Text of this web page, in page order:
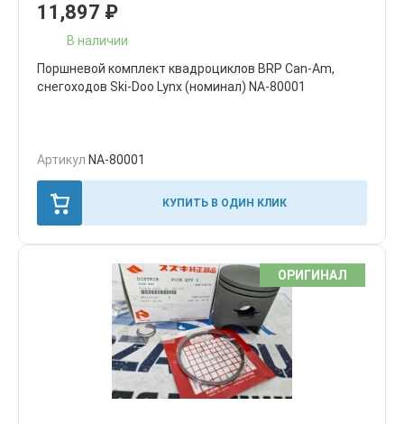
11,897 ₽
В наличии
Поршневой комплект квадроциклов BRP Can-Am,
снегоходов Ski-Doo Lynx (номинал) NA-80001
Артикул NA-80001
КУПИТЬ В ОДИН КЛИК
ОРИГИНАЛ